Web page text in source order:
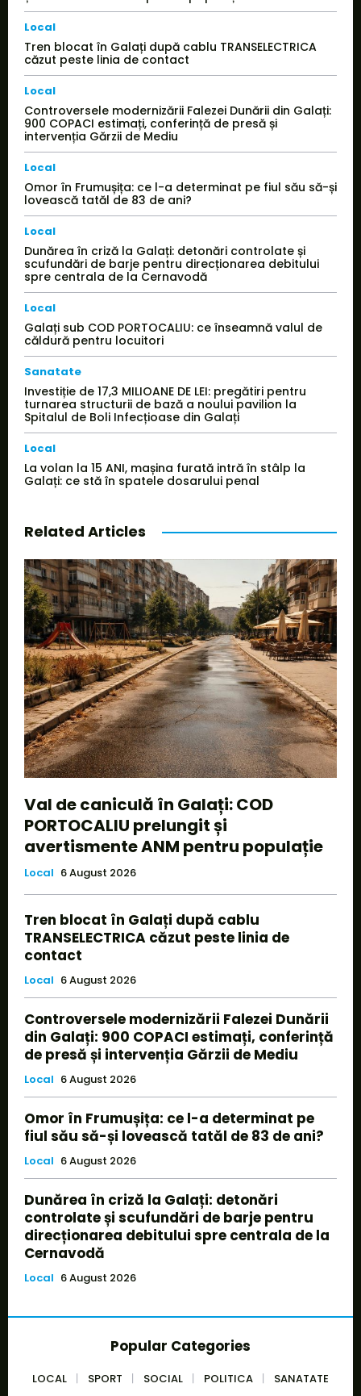
Local
Tren blocat în Galați după cablu TRANSELECTRICA
căzut peste linia de contact
Local
Controversele modernizării Falezei Dunării din Galați:
900 COPACI estimați, conferință de presă și
intervenția Gărzii de Mediu
Local
Omor în Frumușița: ce l-a determinat pe fiul său să-și
lovească tatăl de 83 de ani?
Local
Dunărea în criză la Galați: detonări controlate și
scufundări de barje pentru direcționarea debitului
spre centrala de la Cernavodă
Local
Galați sub COD PORTOCALIU: ce înseamnă valul de
căldură pentru locuitori
Sanatate
Investiție de 17,3 MILIOANE DE LEI: pregătiri pentru
turnarea structurii de bază a noului pavilion la
Spitalul de Boli Infecțioase din Galați
Local
La volan la 15 ANI, mașina furată intră în stâlp la
Galați: ce stă în spatele dosarului penal
Related Articles
Val de caniculă în Galați: COD
PORTOCALIU prelungit și
avertismente ANM pentru populație
Local 6 August 2026
Tren blocat în Galați după cablu
TRANSELECTRICA căzut peste linia de
contact
Local 6 August 2026
Controversele modernizării Falezei Dunării
din Galați: 900 COPACI estimați, conferință
de presă și intervenția Gărzii de Mediu
Local 6 August 2026
Omor în Frumușița: ce l-a determinat pe
fiul său să-și lovească tatăl de 83 de ani?
Local 6 August 2026
Dunărea în criză la Galați: detonări
controlate și scufundări de barje pentru
direcționarea debitului spre centrala de la
Cernavodă
Local 6 August 2026
Popular Categories
LOCAL SPORT SOCIAL POLITICA
SANATATE